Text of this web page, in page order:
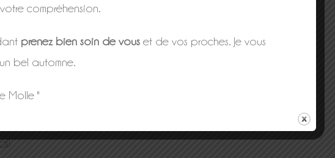
compréhension.
prenez bien soin de vouset de vos proches. Je vous
bel automne.
Molle "